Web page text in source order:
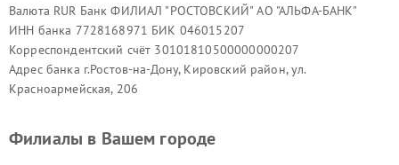
Валюта RUR Банк ФИЛИАЛ "РОСТОВСКИЙ" АО "АЛЬФА-БАНК"
ИНН банка 7728168971 БИК 046015207
Корреспондентский счёт 30101810500000000207
Адрес банка г.Ростов-на-Дону, Кировский район, ул.
Красноармейская, 206
Филиалы в Вашем городе